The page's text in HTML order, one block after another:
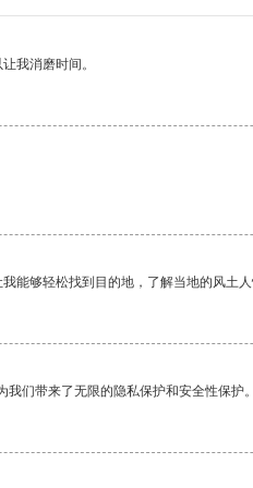
我消磨时间。
能够轻松找到目的地，了解当地的风土
我们带来了无限的隐私保护和安全性保护